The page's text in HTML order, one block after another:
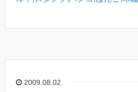
2009.08.02